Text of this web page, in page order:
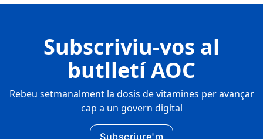
Subscriviu-vos al
butlletí AOC
Rebeu setmanalment la dosis de vitamines per avançar
cap a un govern digital
Subscriure'm